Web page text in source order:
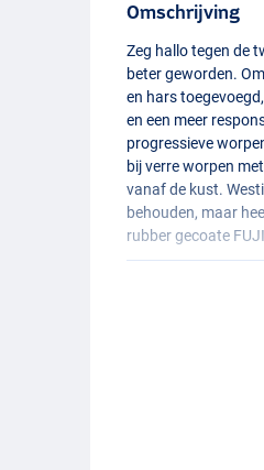
Omschrijving
Zeg hallo tegen de
beter geworden.
en hars
en een meer
progressieve
bij verre worpen
vanaf de kust.
behouden, maar
rubber gecoate FUJI